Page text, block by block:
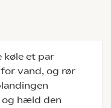
køle et par
vand, og rør
og hæld den